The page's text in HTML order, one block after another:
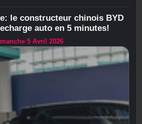
le constructeur chinois BYD
auto en 5 minutes!
5 Avril 2026